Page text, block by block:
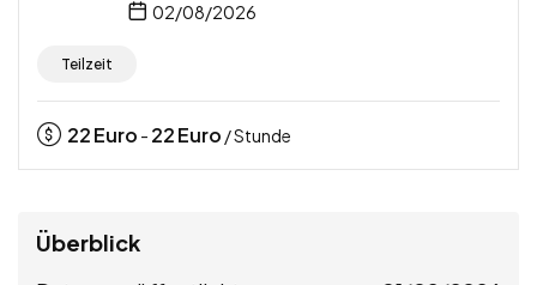
02/08/2026
Teilzeit
22Euro - 22Euro / Stunde
Überblick